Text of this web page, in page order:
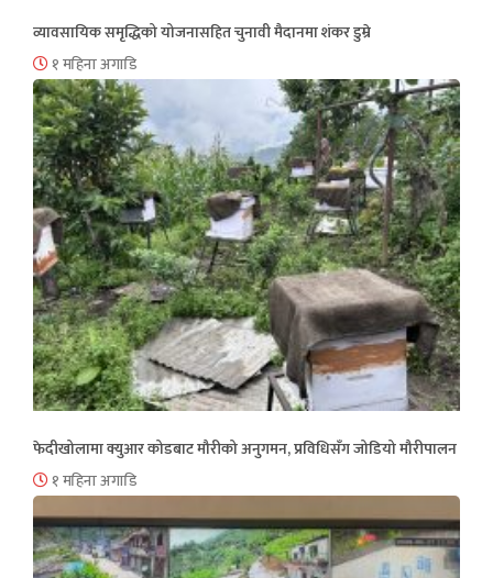
व्यावसायिक समृद्धिको योजनासहित चुनावी मैदानमा शंकर डुम्रे
१ महिना अगाडि
फेदीखोलामा क्युआर कोडबाट मौरीको अनुगमन, प्रविधिसँग जोडियो मौरीपालन
१ महिना अगाडि